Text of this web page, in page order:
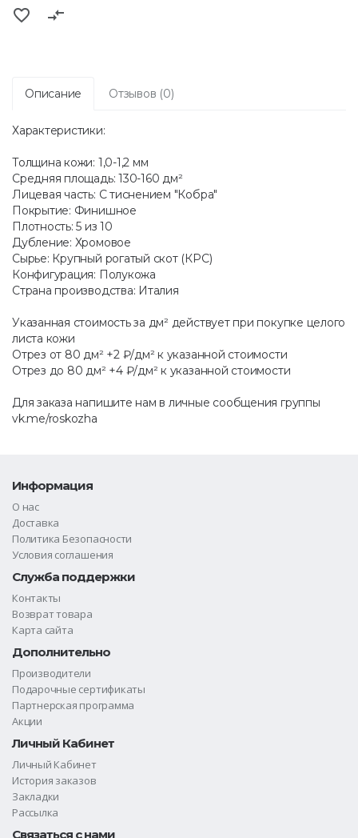
favorite_border compare_arrows
Описание Отзывов (0)
Характеристики:
Толщина кожи: 1,0-1,2 мм
Средняя площадь: 130-160 дм²
Лицевая часть: С тиснением "Кобра"
Покрытие: Финишное
Плотность: 5 из 10
Дубление: Хромовое
Сырье: Крупный рогатый скот (КРС)
Конфигурация: Полукожа
Страна производства: Италия
Указанная стоимость за дм² действует при покупке целого
листа кожи
Отрез от 80 дм² +2 ₽/дм² к указанной стоимости
Отрез до 80 дм² +4 ₽/дм² к указанной стоимости
Для заказа напишите нам в личные сообщения группы
vk.me/roskozha
Информация
О нас
Доставка
Политика Безопасности
Условия соглашения
Служба поддержки
Контакты
Возврат товара
Карта сайта
Дополнительно
Производители
Подарочные сертификаты
Партнерская программа
Акции
Личный Кабинет
Личный Кабинет
История заказов
Закладки
Рассылка
Связаться с нами